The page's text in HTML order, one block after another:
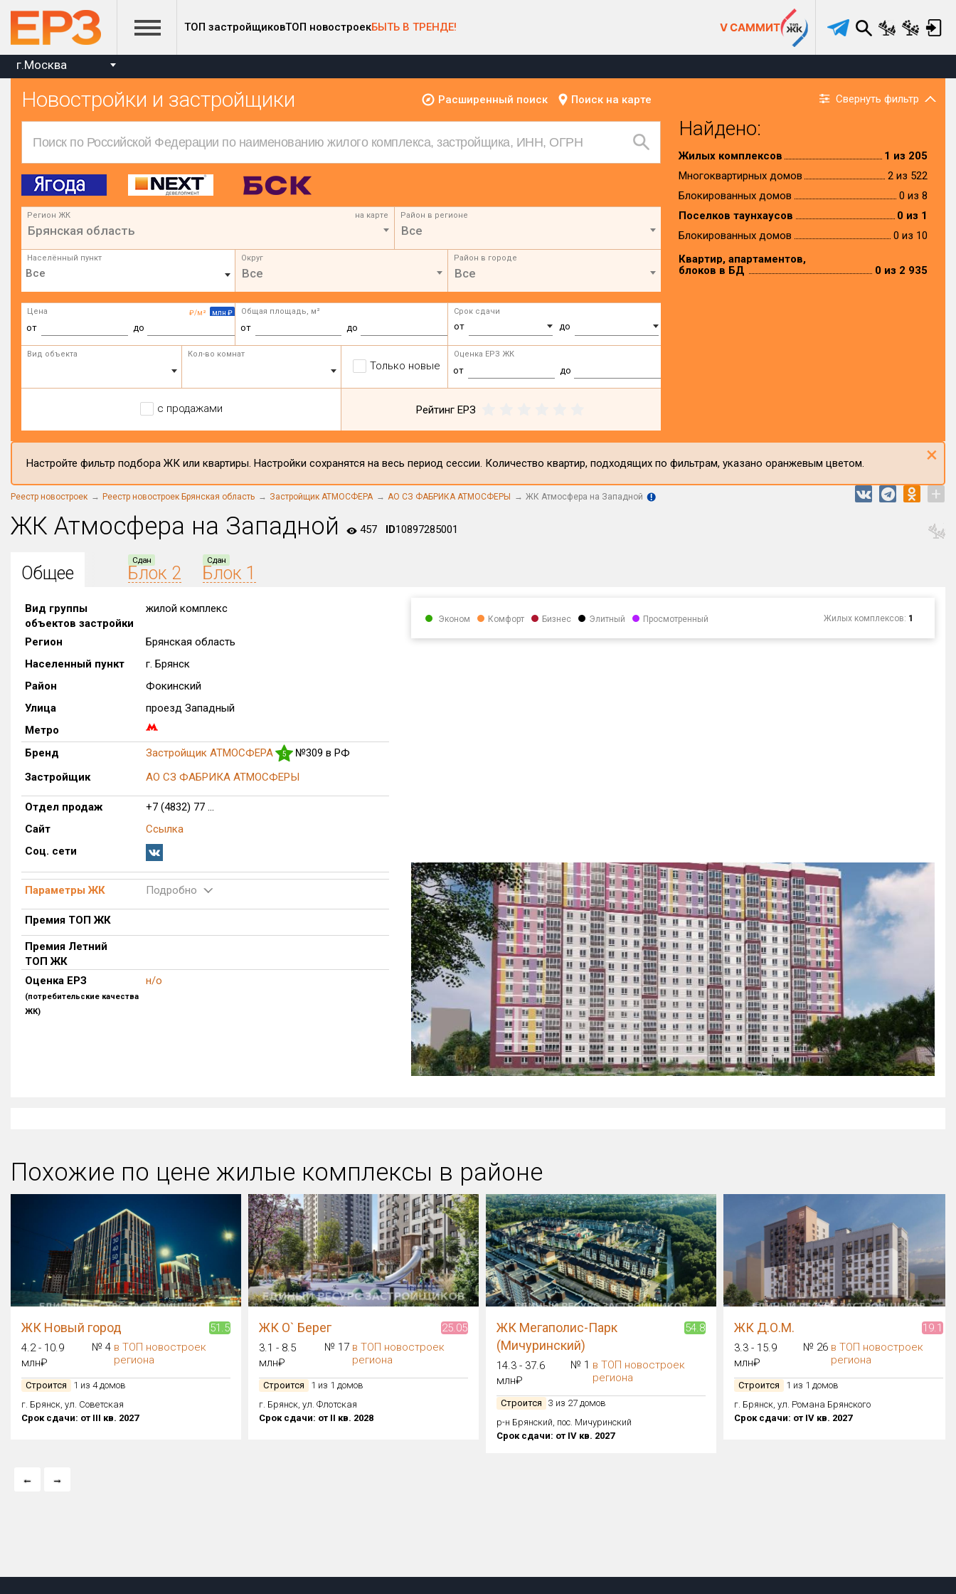
ТОП застройщиковТОП новостроекБЫТЬ В ТРЕНДЕ! V САММИТ
г.Москва
Новостройки и застройщики Расширенный поиск Поиск на карте Свернуть фильтр
Регион ЖК на карте
Брянская область
Район в регионе
Все
Населённый пункт Округ
Все
Район в городе
Все
₽/м² млн ₽
Цена
от до
Общая площадь, м²
от до
Срок сдачи
от до
Вид объекта Кол-во комнат
Только новые
Оценка ЕРЗ ЖК
от до
с продажами Рейтинг ЕРЗ
Найдено:
Жилых комплексов
1 из 205
Многоквартирных домов
2 из 522
Блокированных домов
0 из 8
Поселков таунхаусов
0 из 1
Блокированных домов
0 из 10
Квартир, апартаментов,
блоков в БД
0 из 2 935
Настройте фильтр подбора ЖК или квартиры. Настройки сохранятся на весь период сессии. Количество квартир, подходящих по фильтрам, указано оранжевым цветом. ×
Реестр новостроек Реестр новостроек Брянская область Застройщик АТМОСФЕРА АО СЗ ФАБРИКА АТМОСФЕРЫ ЖК Атмосфера на Западной +
ЖК Атмосфера на Западной 457 ID10897285001
Общее
Сдан
Блок 2
Сдан
Блок 1
Вид группы
объектов застройки
жилой комплекс
Регион
Брянская область
Населенный пункт
г. Брянск
Район
Фокинский
Улица
проезд Западный
Метро
Бренд
Застройщик АТМОСФЕРА 5
№309 в РФ
Застройщик
АО СЗ ФАБРИКА АТМОСФЕРЫ
Отдел продаж
+7 (4832) 77 ...
Сайт
Ссылка
Соц. сети
Параметры ЖК Подробно
Премия ТОП ЖК
Премия Летний
ТОП ЖК
Оценка ЕРЗ
(потребительские качества
ЖК)
н/о
Эконом Комфорт Бизнес Элитный Просмотренный Жилых комплексов: 1
Похожие по цене жилые комплексы в районе
ЖК Новый город
51.5
4.2 - 10.9
млн₽
№ 4 в ТОП новостроек
региона
Строится
1 из 4 домов
г. Брянск, ул. Советская
Срок сдачи: от III кв. 2027
ЖК О` Берег
25.05
3.1 - 8.5
млн₽
№ 17 в ТОП новостроек
региона
Строится
1 из 1 домов
г. Брянск, ул. Флотская
Срок сдачи: от II кв. 2028
ЖК Мегаполис-Парк
(Мичуринский)
54.8
14.3 - 37.6
млн₽
№ 1 в ТОП новостроек
региона
Строится
3 из 27 домов
р-н Брянский, пос. Мичуринский
Срок сдачи: от IV кв. 2027
ЖК Д.О.М.
19.1
3.3 - 15.9
млн₽
№ 26 в ТОП новостроек
региона
Строится
1 из 1 домов
г. Брянск, ул. Романа Брянского
Срок сдачи: от IV кв. 2027